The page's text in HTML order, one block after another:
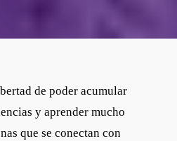
de poder acumular
y aprender mucho
que se conectan con